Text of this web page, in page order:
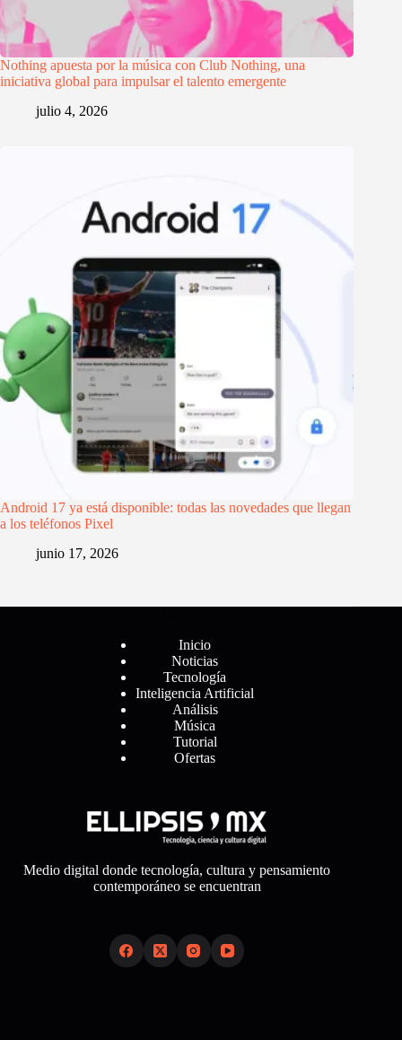
Nothing apuesta por la música con Club Nothing, una
iniciativa global para impulsar el talento emergente
julio 4, 2026
Android 17 ya está disponible: todas las novedades que llegan
a los teléfonos Pixel
junio 17, 2026
Inicio
Noticias
Tecnología
Inteligencia Artificial
Análisis
Música
Tutorial
Ofertas
Medio digital donde tecnología, cultura y pensamiento
contemporáneo se encuentran